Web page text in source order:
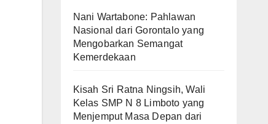
Nani Wartabone: Pahlawan
Nasional dari Gorontalo yang
Mengobarkan Semangat
Kemerdekaan
Kisah Sri Ratna Ningsih, Wali
Kelas SMP N 8 Limboto yang
Menjemput Masa Depan dari